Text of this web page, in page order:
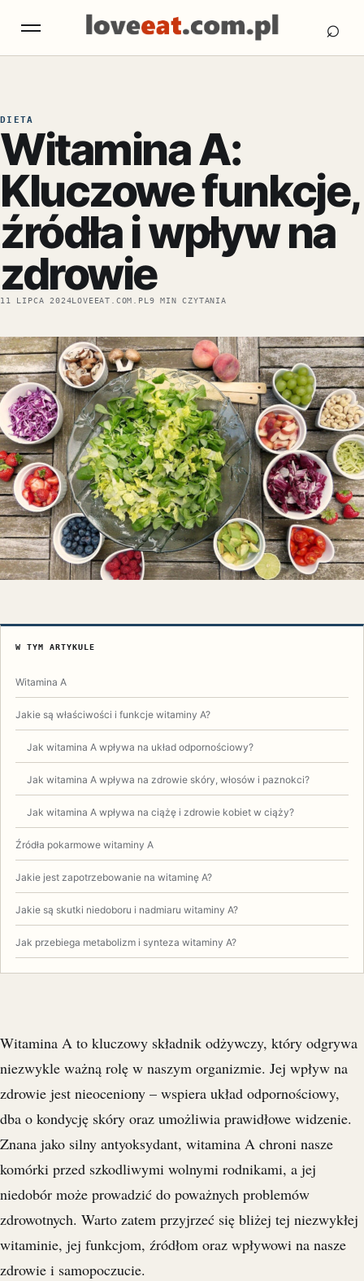
Otwórz menu ⌕
DIETA
Witamina A:
Kluczowe funkcje,
źródła i wpływ na
zdrowie
11 LIPCA 2024LOVEEAT.COM.PL 9 MIN CZYTANIA
W TYM ARTYKULE
Witamina A
Jakie są właściwości i funkcje witaminy A?
Jak witamina A wpływa na układ odpornościowy?
Jak witamina A wpływa na zdrowie skóry, włosów i paznokci?
Jak witamina A wpływa na ciążę i zdrowie kobiet w ciąży?
Źródła pokarmowe witaminy A
Jakie jest zapotrzebowanie na witaminę A?
Jakie są skutki niedoboru i nadmiaru witaminy A?
Jak przebiega metabolizm i synteza witaminy A?
Witamina A to kluczowy składnik odżywczy, który odgrywa
niezwykle ważną rolę w naszym organizmie. Jej wpływ na
zdrowie jest nieoceniony – wspiera układ odpornościowy,
dba o kondycję skóry oraz umożliwia prawidłowe widzenie.
Znana jako silny antyoksydant, witamina A chroni nasze
komórki przed szkodliwymi wolnymi rodnikami, a jej
niedobór może prowadzić do poważnych problemów
zdrowotnych. Warto zatem przyjrzeć się bliżej tej niezwykłej
witaminie, jej funkcjom, źródłom oraz wpływowi na nasze
zdrowie i samopoczucie.